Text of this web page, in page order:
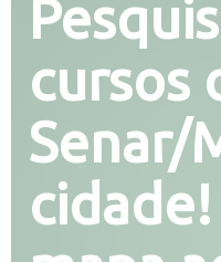
cursos
Senar/